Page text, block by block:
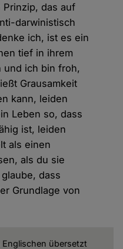
Prinzip, das auf
darwinistisch
ich, ist es ein
tief in ihrem
und ich bin froh,
Grausamkeit
kann, leiden
Leben so, dass
ist, leiden
als einen
als du sie
dass
Grundlage von
übersetzt